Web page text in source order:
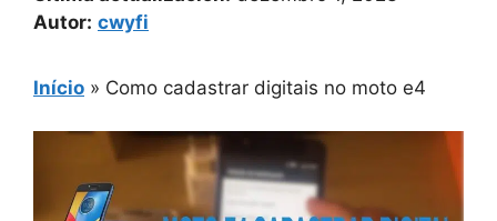
Autor: cwyfi
Início » Como cadastrar digitais no moto e4